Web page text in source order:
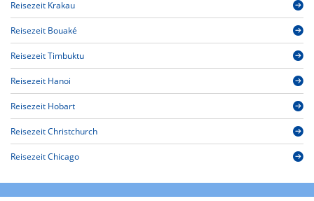
Reisezeit Krakau
Reisezeit Bouaké
Reisezeit Timbuktu
Reisezeit Hanoi
Reisezeit Hobart
Reisezeit Christchurch
Reisezeit Chicago